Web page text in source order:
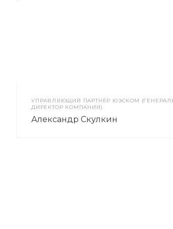
УПРАВЛЯЮЩИЙ ПАРТНЁР ЮЭСКОМ
ДИРЕКТОР КОМПАНИИ)
Александр Скулкин